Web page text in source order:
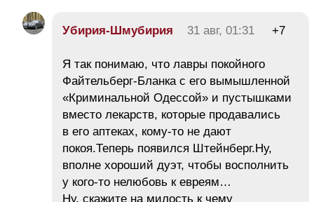
Убирия-Шмубирия 31 авг, 01:31 +7
Я так понимаю, что лавры покойного
Файтельберг-Бланка с его вымышленной
«Криминальной Одессой» и пустышками
вместо лекарств, которые продавались
в его аптеках, кому-то не дают
покоя.Теперь появился Штейнберг.Ну,
вполне хороший дуэт, чтобы восполнить
у кого-то нелюбовь к евреям…
Ну, скажите на милость к чему